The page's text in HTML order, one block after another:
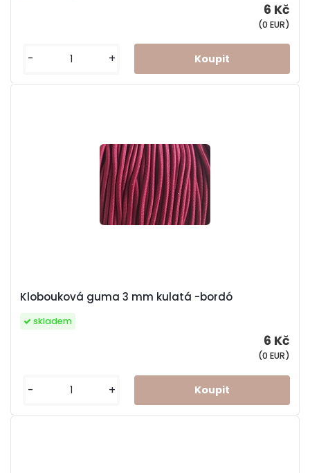
6 Kč
(0 EUR)
- +
Klobouková guma 3 mm kulatá -bordó
6 Kč
(0 EUR)
skladem
- +